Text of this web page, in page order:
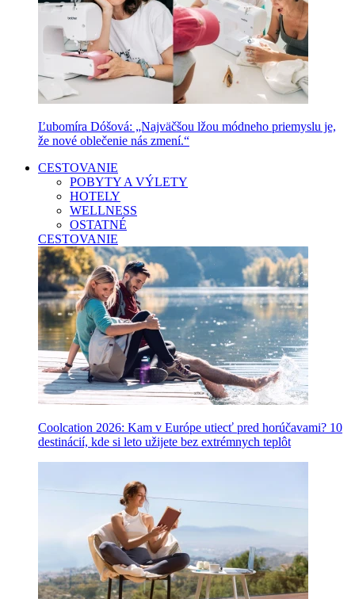
Ľubomíra Dóšová: „Najväčšou lžou módneho priemyslu je,
že nové oblečenie nás zmení.“
CESTOVANIE
POBYTY A VÝLETY
HOTELY
WELLNESS
OSTATNÉ
CESTOVANIE
Coolcation 2026: Kam v Európe utiecť pred horúčavami? 10
destinácií, kde si leto užijete bez extrémnych teplôt